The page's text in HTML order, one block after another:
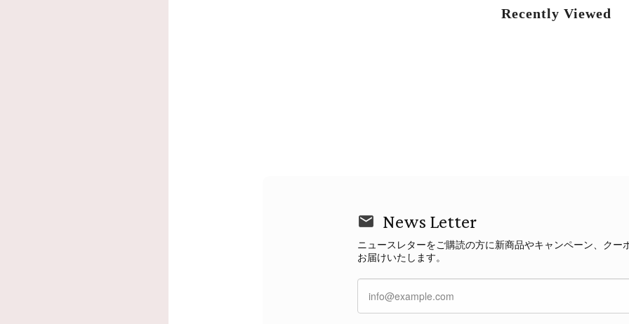
Recently Viewed
News Letter
ニュースレターをご購読の方に新商品やキャンペーン、クー
お届けいたします。